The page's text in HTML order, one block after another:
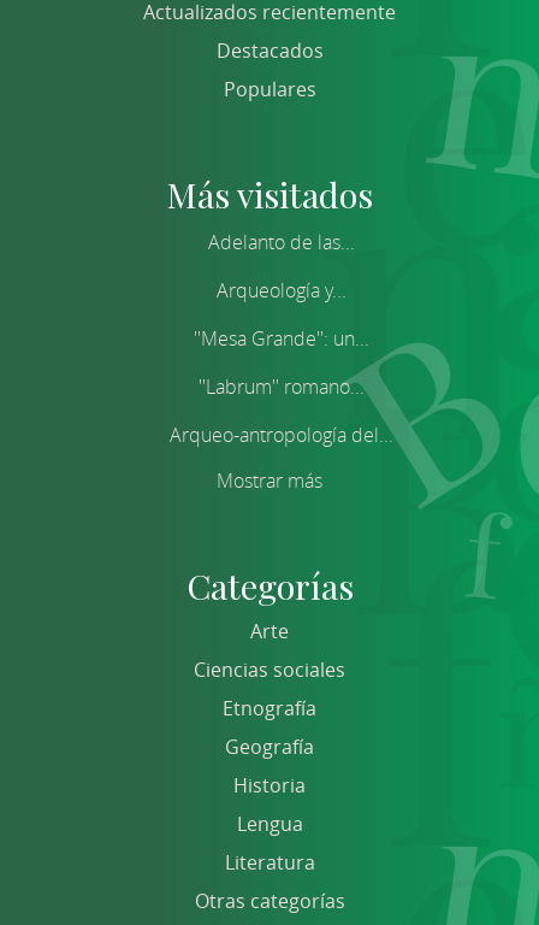
Actualizados recientemente
Destacados
Populares
Más visitados
Adelanto de las...
Arqueología y...
''Mesa Grande'': un...
''Labrum'' romano...
Arqueo-antropología del...
Mostrar más
Categorías
Arte
Ciencias sociales
Etnografía
Geografía
Historia
Lengua
Literatura
Otras categorías